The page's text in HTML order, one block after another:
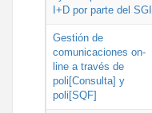
I+D por parte del SGI
Gestión de
comunicaciones on-
line a través de
poli[Consulta] y
poli[SQF]